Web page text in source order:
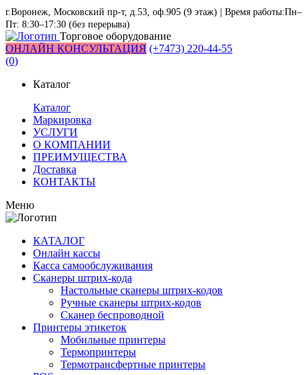
г.Воронеж, Московский пр-т, д.53, оф.905 (9 этаж) | Время работы:Пн–
Пт: 8:30–17:30 (без перерыва)
Торговое оборудование
ОНЛАЙН КОНСУЛЬТАЦИЯ (+7473) 220-44-55
(0)
Каталог
Каталог
Маркировка
УСЛУГИ
О КОМПАНИИ
ПРЕИМУЩЕСТВА
Доставка
КОНТАКТЫ
Меню
КАТАЛОГ
Онлайн кассы
Касса самообслуживания
Сканеры штрих-кода
Настольные сканеры штрих-кодов
Ручные сканеры штрих-кодов
Сканер беспроводной
Принтеры этикеток
Мобильные принтеры
Термопринтеры
Термотрансфертные принтеры